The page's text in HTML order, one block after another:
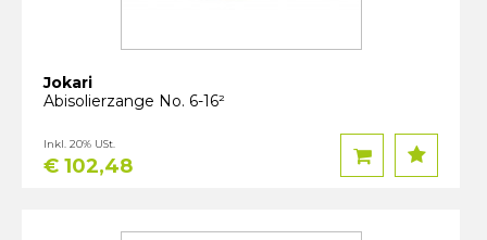
Jokari
Abisolierzange No. 6-16²
€ 102,48
Inkl. 20% USt.